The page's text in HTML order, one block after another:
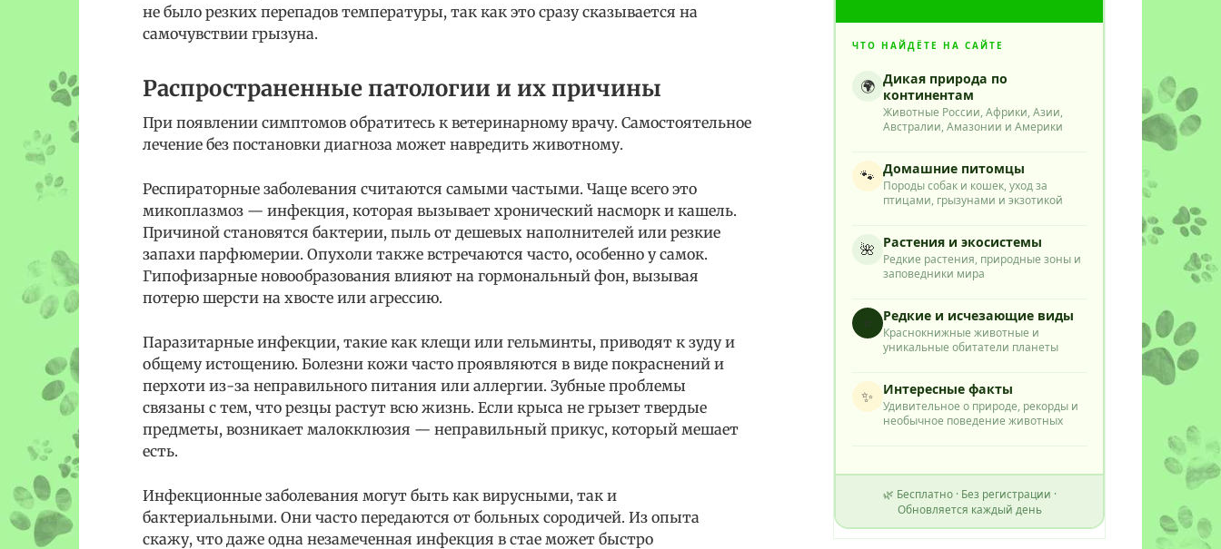
не было резких перепадов температуры, так как это сразу сказывается на
самочувствии грызуна.
Распространенные патологии и их причины
При появлении симптомов обратитесь к ветеринарному врачу. Самостоятельное
лечение без постановки диагноза может навредить животному.
Респираторные заболевания считаются самыми частыми. Чаще всего это
микоплазмоз — инфекция, которая вызывает хронический насморк и кашель.
Причиной становятся бактерии, пыль от дешевых наполнителей или резкие
запахи парфюмерии. Опухоли также встречаются часто, особенно у самок.
Гипофизарные новообразования влияют на гормональный фон, вызывая
потерю шерсти на хвосте или агрессию.
Паразитарные инфекции, такие как клещи или гельминты, приводят к зуду и
общему истощению. Болезни кожи часто проявляются в виде покраснений и
перхоти из-за неправильного питания или аллергии. Зубные проблемы
связаны с тем, что резцы растут всю жизнь. Если крыса не грызет твердые
предметы, возникает малокклюзия — неправильный прикус, который мешает
есть.
Инфекционные заболевания могут быть как вирусными, так и
бактериальными. Они часто передаются от больных сородичей. Из опыта
скажу, что даже одна незамеченная инфекция в стае может быстро
ЧТО НАЙДЁТЕ НА САЙТЕ
🌍 Дикая природа по
континентам
Животные России, Африки, Азии,
Австралии, Амазонии и Америки
🐾 Домашние питомцы
Породы собак и кошек, уход за
птицами, грызунами и экзотикой
🌺 Растения и экосистемы
Редкие растения, природные зоны и
заповедники мира
⭐ Редкие и исчезающие виды
Краснокнижные животные и
уникальные обитатели планеты
✨ Интересные факты
Удивительное о природе, рекорды и
необычное поведение животных
🌿 Бесплатно · Без регистрации ·
Обновляется каждый день